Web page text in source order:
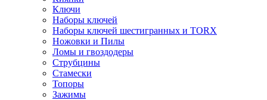
Ключи
Наборы ключей
Наборы ключей шестигранных и TORX
Ножовки и Пилы
Ломы и гвоздодеры
Струбцины
Стамески
Топоры
Зажимы